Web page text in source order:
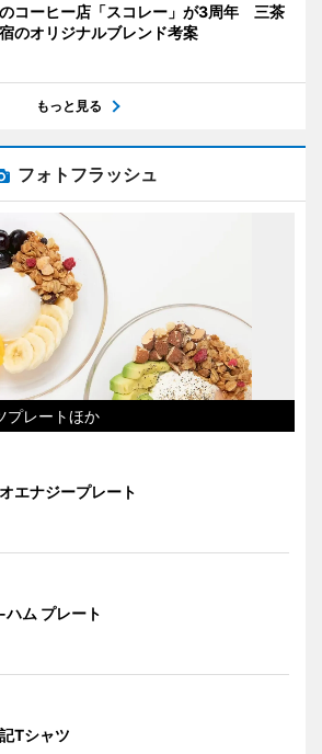
コーヒー店「スコレー」が3周年 三茶
のオリジナルブレンド考案
もっと見る
フォトフラッシュ
プレートほか
エナジープレート
ハム プレート
Tシャツ